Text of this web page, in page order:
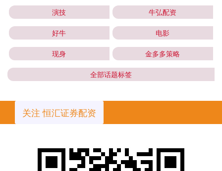
演技 牛弘配资
好牛 电影
现身 金多多策略
全部话题标签
关注 恒汇证券配资